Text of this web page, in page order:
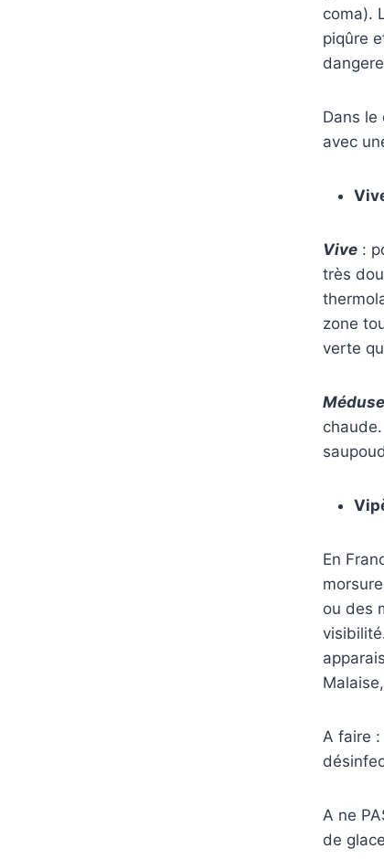
coma).
piqûre
Dans le
avec
Vive :
très
zone
verte
Méduse
En
ou des
A faire
A ne
de